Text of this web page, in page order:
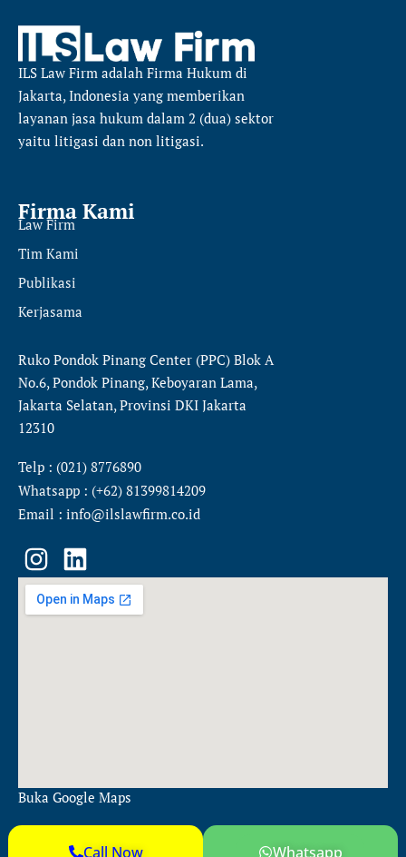
ILS Law Firm adalah Firma Hukum di
Jakarta, Indonesia yang memberikan
layanan jasa hukum dalam 2 (dua) sektor
yaitu litigasi dan non litigasi.
Firma Kami
Law Firm
Tim Kami
Publikasi
Kerjasama
Ruko Pondok Pinang Center (PPC) Blok A
No.6, Pondok Pinang, Keboyaran Lama,
Jakarta Selatan, Provinsi DKI Jakarta
12310
Telp : (021) 8776890
Whatsapp : (+62) 81399814209
Email : info@ilslawfirm.co.id
I
n
s
L
i
n
Buka Google Maps
Call Now Whatsapp